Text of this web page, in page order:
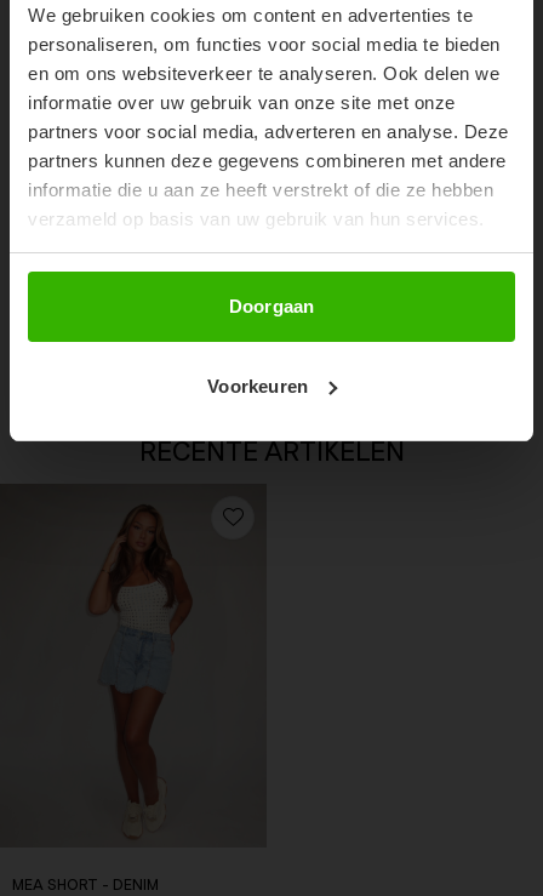
We gebruiken cookies om content en advertenties te
personaliseren, om functies voor social media te bieden
en om ons websiteverkeer te analyseren. Ook delen we
informatie over uw gebruik van onze site met onze
partners voor social media, adverteren en analyse. Deze
partners kunnen deze gegevens combineren met andere
informatie die u aan ze heeft verstrekt of die ze hebben
verzameld op basis van uw gebruik van hun services.
Doorgaan
Voorkeuren
Don't miss out on our trendy new drops or exclusive
RECENTE ARTIKELEN
MEA SHORT - DENIM